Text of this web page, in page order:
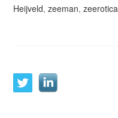
Heijveld,zeeman,zeerotica